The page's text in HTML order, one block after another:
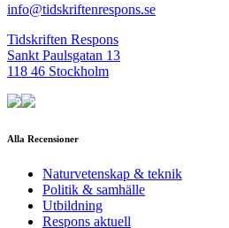
info@tidskriftenrespons.se
Tidskriften Respons
Sankt Paulsgatan 13
118 46 Stockholm
Alla Recensioner
Naturvetenskap & teknik
Politik & samhälle
Utbildning
Respons aktuell